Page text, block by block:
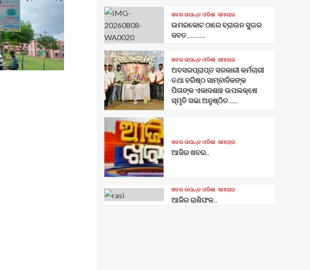
ଖବର ଉପାନ୍ତ ଓଡିଶା ସମାଚାର
ଉମରକୋଟ ଠାରେ ବ୍ରାଉନ ସୁଗର
ଜବତ……….
ଖବର ଉପାନ୍ତ ଓଡିଶା ସମାଚାର
ଅବସରପ୍ରାପ୍ତ ସରକାରୀ କର୍ମଚାରୀ
ତଥା ବରିଷ୍ଠ ସାମ୍ବାଦିକଙ୍କ
ପିତାଙ୍କ ଏକାଦଶାହ ଉପଲକ୍ଷେ
ସ୍ମୃତି ସଭା ଅନୁଷ୍ଠିତ…..
ଖବର ଉପାନ୍ତ ଓଡିଶା ସମାଚାର
ଆଜିର ଖବର..
ଖବର ଉପାନ୍ତ ଓଡିଶା ସମାଚାର
ଆଜିର ରାଶିଫଳ..